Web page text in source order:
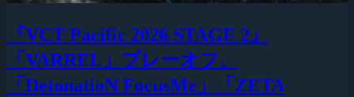
『VCT Pacific 2026 STAGE 2』
「VARREL」プレーオフ、
「DetonatioN FocusMe」「ZETA